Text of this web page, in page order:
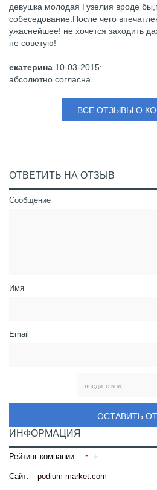
девушка молодая Гузелия вроде
собеседование.После чего
ужаснейшее! не хочется заходить
не советую!
екатерина 10-03-2015:
абсолютно согласна
ВСЕ ОТЗЫВЫ О
ОТВЕТИТЬ НА ОТЗЫВ
Сообщение
Имя
Email
ОСТАВИТЬ
ИНФОРМАЦИЯ
Рейтинг компании:
Сайт: podium-market.com